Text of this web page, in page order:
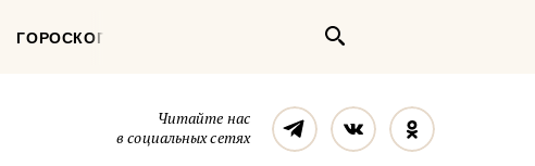
ГОРОСКОП
Читайте нас
в социальных сетях
ТелеграмВконтакте